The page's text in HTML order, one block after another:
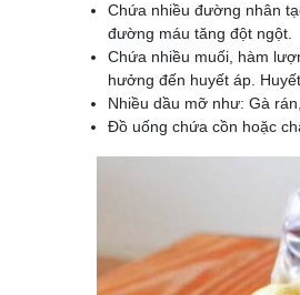
Chứa nhiều đường nhân
đường máu tăng đột ngột.
Chứa nhiều muối, hàm
hưởng đến huyết áp.
Nhiều dầu mỡ như: Gà
Đồ uống chứa cồn hoặc